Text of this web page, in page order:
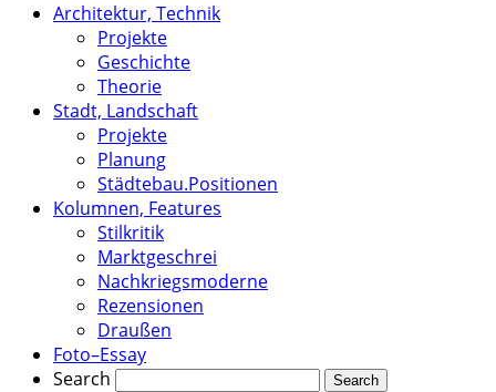
Architektur, Technik
Projekte
Geschichte
Theorie
Stadt, Landschaft
Projekte
Planung
Städtebau.Positionen
Kolumnen, Features
Stilkritik
Marktgeschrei
Nachkriegsmoderne
Rezensionen
Draußen
Foto–Essay
Search